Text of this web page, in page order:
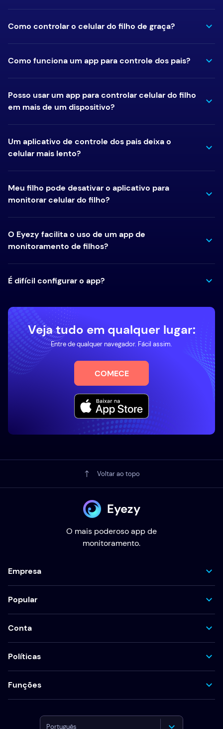
Como controlar o celular do filho de graça?
Como funciona um app para controle dos pais?
Posso usar um app para controlar celular do filho
em mais de um dispositivo?
Um aplicativo de controle dos pais deixa o
celular mais lento?
Meu filho pode desativar o aplicativo para
monitorar celular do filho?
O Eyezy facilita o uso de um app de
monitoramento de filhos?
É difícil configurar o app?
Veja tudo em qualquer lugar:
Entre de qualquer navegador. Fácil assim.
COMECE
Voltar ao topo
Eyezy
O mais poderoso app de
monitoramento.
Empresa
Popular
Conta
Políticas
Funções
Português